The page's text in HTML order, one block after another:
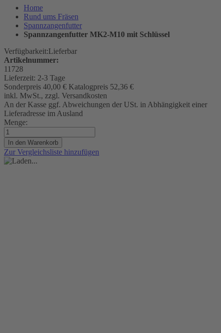
Home
Rund ums Fräsen
Spannzangenfutter
Spannzangenfutter MK2-M10 mit Schlüssel
Verfügbarkeit:Lieferbar
Artikelnummer:
11728
Lieferzeit: 2-3 Tage
Sonderpreis 40,00 € Katalogpreis 52,36 €
inkl. MwSt., zzgl. Versandkosten
An der Kasse ggf. Abweichungen der USt. in Abhängigkeit einer
Lieferadresse im Ausland
Menge:
In den Warenkorb
Zur Vergleichsliste hinzufügen